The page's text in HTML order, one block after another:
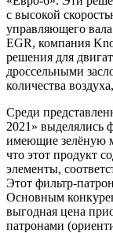
с высокой
управляющего
EGR, компания
решения для
дроссельными
количества
Среди
2021» выделялись
имеющие зелёную
что этот продукт
элементы,
Этот фильтр-
Основным
выгодная цена
патронами